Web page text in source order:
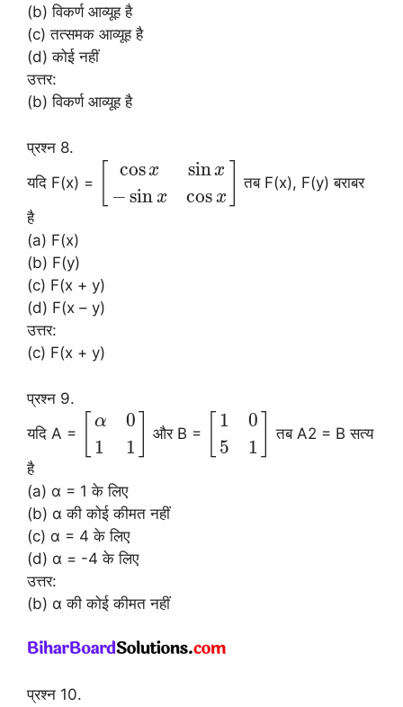
(b) विकर्ण आव्यूह है
(c) तत्समक आव्यूह है
(d) कोई नहीं
उत्तर:
(b) विकर्ण आव्यूह है
प्रश्न 8.
यदि F(x) =
cosx
− sin x
sinx
cos x
तब F(x), F(y) बराबर
है
(a) F(x)
(b) F(y)
(c) F(x + y)
(d) F(x – y)
उत्तर:
(c) F(x + y)
प्रश्न 9.
यदि A =
α
1
0
1
और B =
1
5
0
1
तब A2 = B सत्य
है
(a) α = 1 के लिए
(b) α की कोई कीमत नहीं
(c) α = 4 के लिए
(d) α = -4 के लिए
उत्तर:
(b) α की कोई कीमत नहीं
प्रश्न 10.